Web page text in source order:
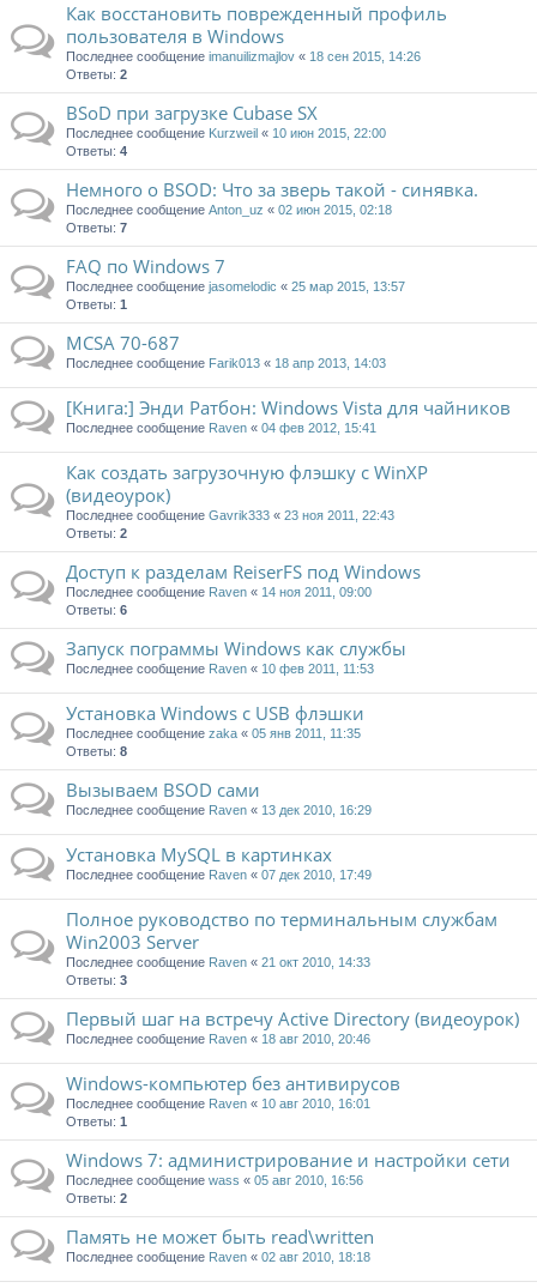
Как восстановить поврежденный профиль
пользователя в Windows
Последнее сообщение imanuilizmajlov « 18 сен 2015, 14:26
Ответы: 2
BSoD при загрузке Cubase SX
Последнее сообщение Kurzweil « 10 июн 2015, 22:00
Ответы: 4
Немного о BSOD: Что за зверь такой - синявка.
Последнее сообщение Anton_uz « 02 июн 2015, 02:18
Ответы: 7
FAQ по Windows 7
Последнее сообщение jasomelodic « 25 мар 2015, 13:57
Ответы: 1
MCSA 70-687
Последнее сообщение Farik013 « 18 апр 2013, 14:03
[Книга:] Энди Ратбон: Windows Vista для чайников
Последнее сообщение Raven « 04 фев 2012, 15:41
Как создать загрузочную флэшку с WinXP
(видеоурок)
Последнее сообщение Gavrik333 « 23 ноя 2011, 22:43
Ответы: 2
Доступ к разделам ReiserFS под Windows
Последнее сообщение Raven « 14 ноя 2011, 09:00
Ответы: 6
Запуск пограммы Windows как службы
Последнее сообщение Raven « 10 фев 2011, 11:53
Установка Windows с USB флэшки
Последнее сообщение zaka « 05 янв 2011, 11:35
Ответы: 8
Вызываем BSOD сами
Последнее сообщение Raven « 13 дек 2010, 16:29
Установка MySQL в картинках
Последнее сообщение Raven « 07 дек 2010, 17:49
Полное руководство по терминальным службам
Win2003 Server
Последнее сообщение Raven « 21 окт 2010, 14:33
Ответы: 3
Первый шаг на встречу Active Directory (видеоурок)
Последнее сообщение Raven « 18 авг 2010, 20:46
Windows-компьютер без антивирусов
Последнее сообщение Raven « 10 авг 2010, 16:01
Ответы: 1
Windows 7: администрирование и настройки сети
Последнее сообщение wass « 05 авг 2010, 16:56
Ответы: 2
Память не может быть read\written
Последнее сообщение Raven « 02 авг 2010, 18:18